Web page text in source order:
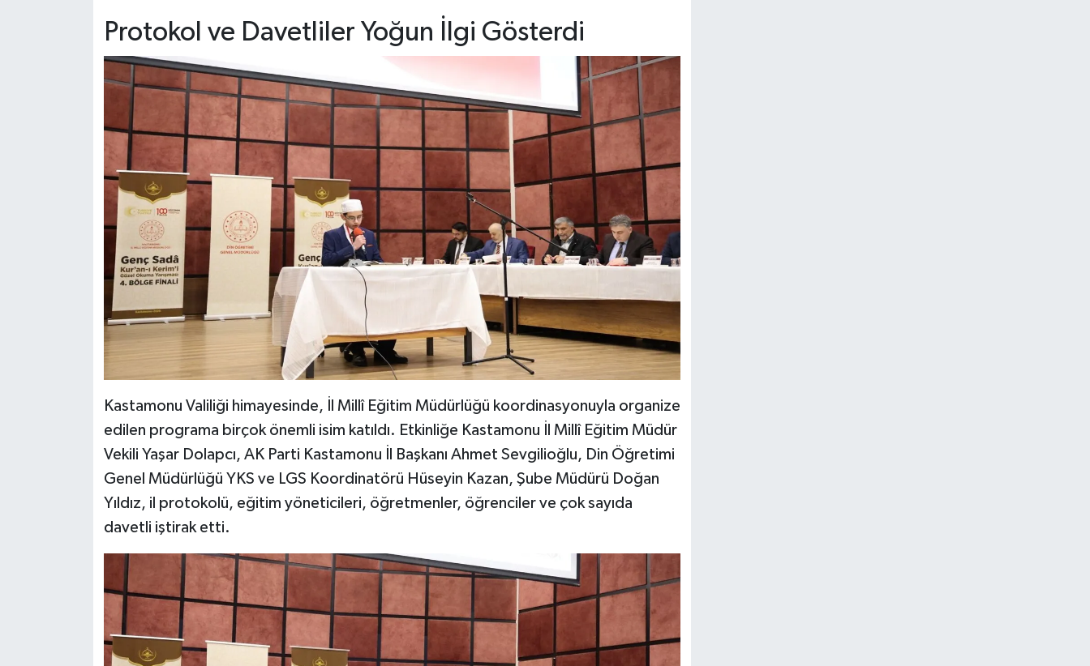
Protokol ve Davetliler Yoğun İlgi Gösterdi
Kastamonu Valiliği himayesinde, İl Millî Eğitim Müdürlüğü koordinasyonuyla organize
edilen programa birçok önemli isim katıldı. Etkinliğe Kastamonu İl Millî Eğitim Müdür
Vekili Yaşar Dolapcı, AK Parti Kastamonu İl Başkanı Ahmet Sevgilioğlu, Din Öğretimi
Genel Müdürlüğü YKS ve LGS Koordinatörü Hüseyin Kazan, Şube Müdürü Doğan
Yıldız, il protokolü, eğitim yöneticileri, öğretmenler, öğrenciler ve çok sayıda
davetli iştirak etti.
Dünya Haberleri